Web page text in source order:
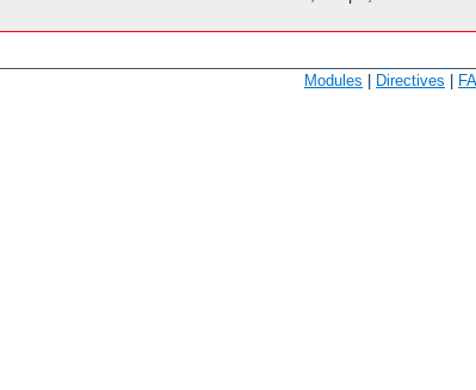
Modules Directives